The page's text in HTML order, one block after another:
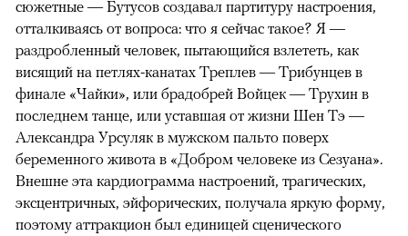
сюжетные — Бутусов создавал партитуру настроения,
отталкиваясь от вопроса: что я сейчас такое? Я —
раздробленный человек, пытающийся взлететь, как
висящий на петлях-канатах Треплев — Трибунцев в
финале «Чайки», или брадобрей Войцек — Трухин в
последнем танце, или уставшая от жизни Шен Тэ —
Александра Урсуляк в мужском пальто поверх
беременного живота в «Добром человеке из Сезуана».
Внешне эта кардиограмма настроений, трагических,
эксцентричных, эйфорических, получала яркую форму,
поэтому аттракцион был единицей сценического